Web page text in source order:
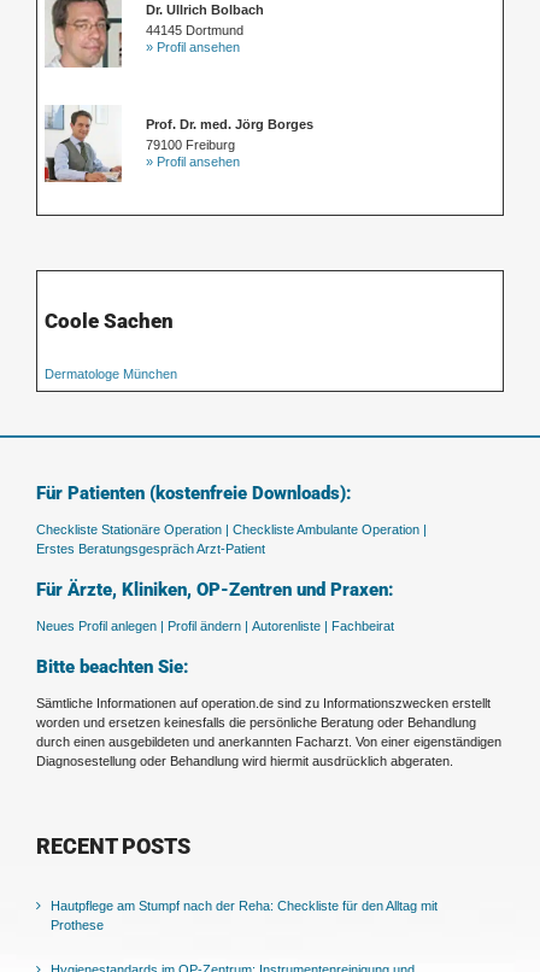
Dr. Ullrich Bolbach
44145 Dortmund
» Profil ansehen
Prof. Dr. med. Jörg Borges
79100 Freiburg
» Profil ansehen
Coole Sachen
Dermatologe München
Für Patienten (kostenfreie Downloads):
Checkliste Stationäre Operation | Checkliste Ambulante Operation |
Erstes Beratungsgespräch Arzt-Patient
Für Ärzte, Kliniken, OP-Zentren und Praxen:
Neues Profil anlegen | Profil ändern | Autorenliste | Fachbeirat
Bitte beachten Sie:
Sämtliche Informationen auf operation.de sind zu Informationszwecken erstellt
worden und ersetzen keinesfalls die persönliche Beratung oder Behandlung
durch einen ausgebildeten und anerkannten Facharzt. Von einer eigenständigen
Diagnosestellung oder Behandlung wird hiermit ausdrücklich abgeraten.
RECENT POSTS
Hautpflege am Stumpf nach der Reha: Checkliste für den Alltag mit
Prothese